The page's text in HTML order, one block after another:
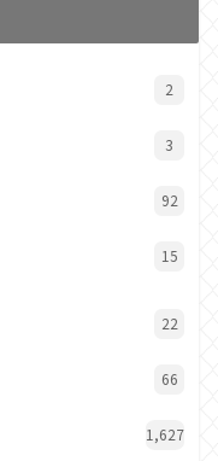
2
3
92
15
22
66
1,627